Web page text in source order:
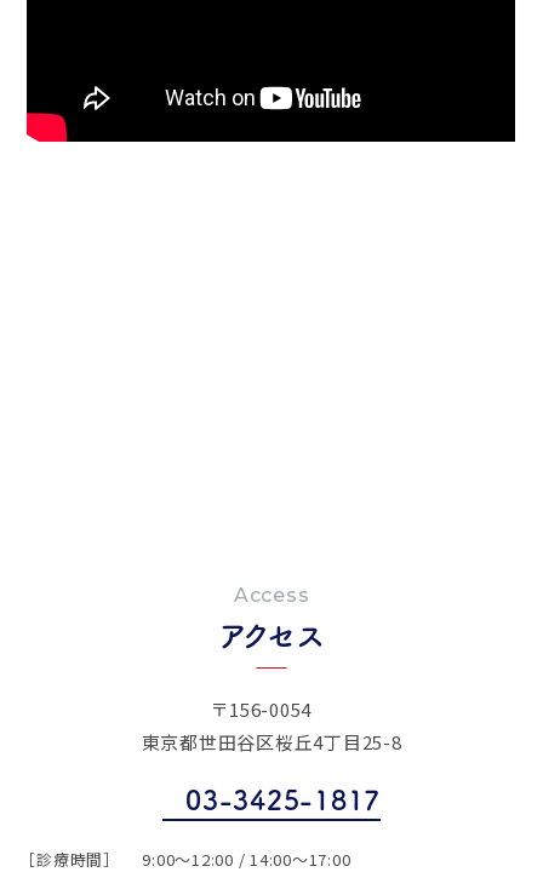
Access
アクセス
〒156-0054
東京都世田谷区桜丘4丁目25-8
03-3425-1817
［診療時間］
9:00～12:00 / 14:00～17:00